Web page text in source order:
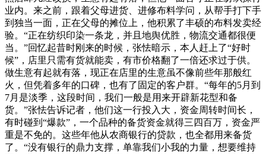
业内。来之前，跟着父母进货、进修布料学问，从帮手打下手
到独当一面，正在父母的摊位上，他积累了丰硕的布料发卖经
验。“正在纺织印染一条龙，并且地舆优胜，物流交通都很便
当。”回忆起昔时刚来的时候，张怯暗示，本人赶上了“好时
候”，店里只需有货就能卖，有市价格翻了一倍还求过于供。
做生意有起就有落，现正在店里的生意虽不像前些年那般红
火，但凭着多年的口碑，也有了固定的客户群。“每年的5月到
7月是淡季，这段时间，我们一般是用来开辟新花型和备
货。”张怯告诉记者，他们这一行投入大，资金周转时间长，
有时碰到“爆款”，一个品种的备货资金就得三四百万，资金严
重是不免的。这些年他从农商银行的贷款，也全都用来备货
了。“没有银行的鼎力支撑，单靠我们小我的力量，想要维持